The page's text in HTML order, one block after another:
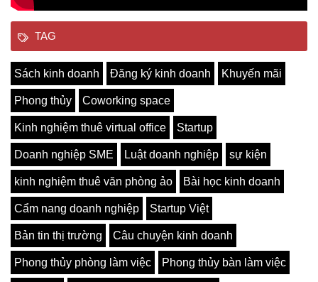
TAG
Sách kinh doanh Đăng ký kinh doanh Khuyến mãi
Phong thủy Coworking space
Kinh nghiệm thuê virtual office Startup
Doanh nghiệp SME Luật doanh nghiệp sự kiện
kinh nghiệm thuê văn phòng ảo Bài học kinh doanh
Cẩm nang doanh nghiệp Startup Việt
Bản tin thị trường Câu chuyện kinh doanh
Phong thủy phòng làm việc Phong thủy bàn làm việc